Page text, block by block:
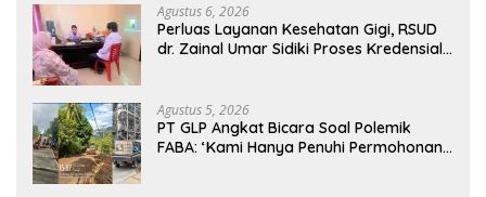
Agustus 6, 2026
Perluas Layanan Kesehatan Gigi, RSUD
dr. Zainal Umar Sidiki Proses Kredensial
Agustus 5, 2026
PT GLP Angkat Bicara Soal Polemik
FABA: ‘Kami Hanya Penuhi Permohonan